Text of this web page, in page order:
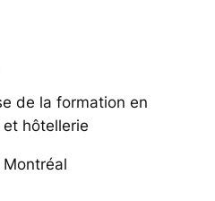
de la formation en
hôtellerie